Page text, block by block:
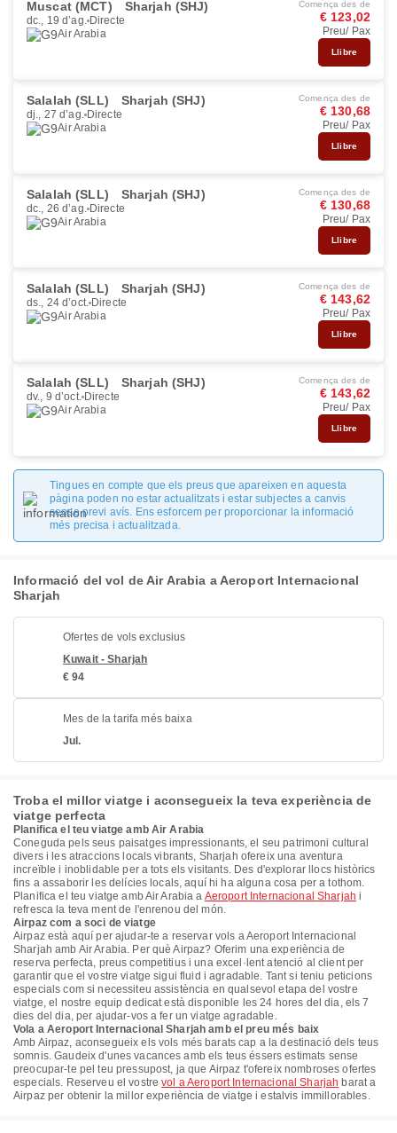
Muscat (MCT) Sharjah (SHJ)
dc., 19 d’ag. Directe
Air Arabia
Comença des de
€ 123,02
Preu/ Pax
Llibre
Salalah (SLL) Sharjah (SHJ)
dj., 27 d’ag. Directe
Air Arabia
Comença des de
€ 130,68
Preu/ Pax
Llibre
Salalah (SLL) Sharjah (SHJ)
dc., 26 d’ag. Directe
Air Arabia
Comença des de
€ 130,68
Preu/ Pax
Llibre
Salalah (SLL) Sharjah (SHJ)
ds., 24 d’oct. Directe
Air Arabia
Comença des de
€ 143,62
Preu/ Pax
Llibre
Salalah (SLL) Sharjah (SHJ)
dv., 9 d’oct. Directe
Air Arabia
Comença des de
€ 143,62
Preu/ Pax
Llibre
Tingues en compte que els preus que apareixen en aquesta
pàgina poden no estar actualitzats i estar subjectes a canvis
sense previ avís. Ens esforcem per proporcionar la informació
més precisa i actualitzada.
Informació del vol de Air Arabia a Aeroport Internacional
Sharjah
Ofertes de vols exclusius
Kuwait - Sharjah
€ 94
Mes de la tarifa més baixa
Jul.
Troba el millor viatge i aconsegueix la teva experiència de
viatge perfecta
Planifica el teu viatge amb Air Arabia
Coneguda pels seus paisatges impressionants, el seu patrimoni cultural
divers i les atraccions locals vibrants, Sharjah ofereix una aventura
increïble i inoblidable per a tots els visitants. Des d'explorar llocs històrics
fins a assaborir les delícies locals, aquí hi ha alguna cosa per a tothom.
Planifica el teu viatge amb Air Arabia a Aeroport Internacional Sharjah i
refresca la teva ment de l'enrenou del món.
Airpaz com a soci de viatge
Airpaz està aquí per ajudar-te a reservar vols a Aeroport Internacional
Sharjah amb Air Arabia. Per què Airpaz? Oferim una experiència de
reserva perfecta, preus competitius i una excel·lent atenció al client per
garantir que el vostre viatge sigui fluid i agradable. Tant si teniu peticions
especials com si necessiteu assistència en qualsevol etapa del vostre
viatge, el nostre equip dedicat està disponible les 24 hores del dia, els 7
dies del dia, per ajudar-vos a fer un viatge agradable.
Vola a Aeroport Internacional Sharjah amb el preu més baix
Amb Airpaz, aconsegueix els vols més barats cap a la destinació dels teus
somnis. Gaudeix d'unes vacances amb els teus éssers estimats sense
preocupar-te pel teu pressupost, ja que Airpaz t'ofereix nombroses ofertes
especials. Reserveu el vostrevol a Aeroport Internacional Sharjah barat a
Airpaz per obtenir la millor experiència de viatge i estalvis immillorables.